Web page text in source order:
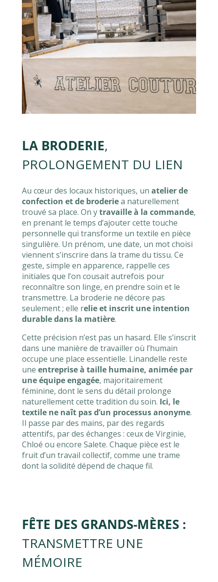
LA BRODERIE,
PROLONGEMENT DU LIEN
Au cœur des locaux historiques, un atelier de
confection et de broderiea naturellement
trouvé sa place. On ytravaille à la commande,
en prenant le temps d’ajouter cette touche
personnelle qui transforme un textile en pièce
singulière. Un prénom, une date, un mot choisi
viennent s’inscrire dans la trame du tissu. Ce
geste, simple en apparence, rappelle ces
initiales que l’on cousait autrefois pour
reconnaître son linge, en prendre soin et le
transmettre. La broderie ne décore pas
seulement ; elle relie et inscrit une intention
durable dans la matière.
Cette précision n’est pas un hasard. Elle s’inscrit
dans une manière de travailler où l’humain
occupe une place essentielle. Linandelle reste
une entreprise à taille humaine, animée par
une équipe engagée, majoritairement
féminine, dont le sens du détail prolonge
naturellement cette tradition du soin. Ici, le
textile ne naît pas d’un processus anonyme.
Il passe par des mains, par des regards
attentifs, par des échanges : ceux de Virginie,
Chloé ou encore Salete. Chaque pièce est le
fruit d’un travail collectif, comme une trame
dont la solidité dépend de chaque fil.
FÊTE DES GRANDS-MÈRES :
TRANSMETTRE UNE
MÉMOIRE